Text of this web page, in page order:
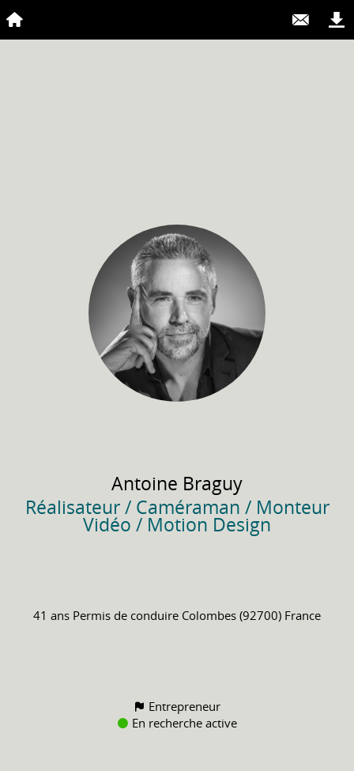
Antoine Braguy
Réalisateur / Caméraman / Monteur
Vidéo / Motion Design
41 ans Permis de conduire Colombes (92700) France
Entrepreneur
En recherche active